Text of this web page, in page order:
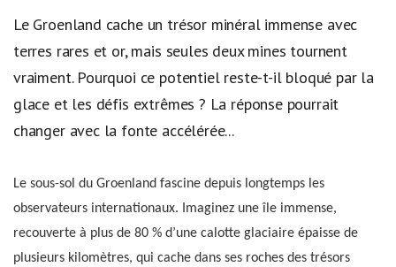
Le Groenland cache un trésor minéral immense avec
terres rares et or, mais seules deux mines tournent
vraiment. Pourquoi ce potentiel reste-t-il bloqué par la
glace et les défis extrêmes ? La réponse pourrait
changer avec la fonte accélérée...
Le sous-sol du Groenland fascine depuis longtemps les
observateurs internationaux. Imaginez une île immense,
recouverte à plus de 80 % d’une calotte glaciaire épaisse de
plusieurs kilomètres, qui cache dans ses roches des trésors